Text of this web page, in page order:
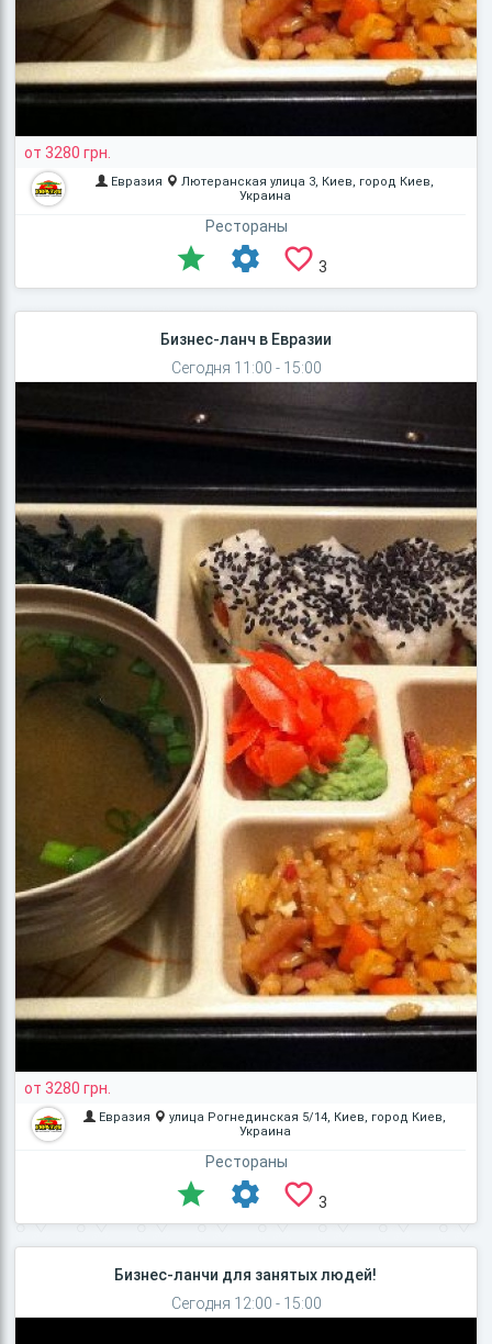
от 3280 грн.
Евразия
Лютеранская улица 3, Киев, город Киев,
Украина
Рестораны
3
Бизнес-ланч в Евразии
Сегодня 11:00 - 15:00
от 3280 грн.
Евразия
улица Рогнединская 5/14, Киев, город Киев,
Украина
Рестораны
3
Бизнес-ланчи для занятых людей!
Сегодня 12:00 - 15:00